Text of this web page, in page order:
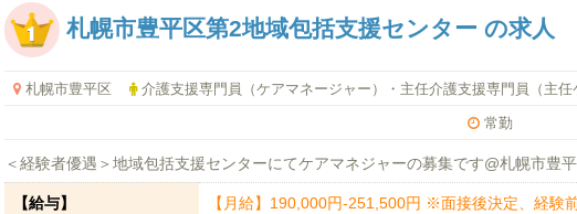
札幌市豊平区第2地域包括支援センター の求人
札幌市豊平区 介護支援専門員（ケアマネージャー）・主任介護支援専門員（主
常勤
＜経験者優遇＞地域包括支援センターにてケアマネジャーの募集です@札幌市豊
【給与】 【月給】190,000円-251,500円 ※面接後決定、経験